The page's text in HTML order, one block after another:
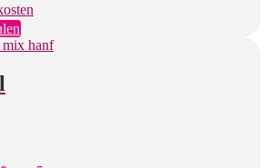
Produktseite
gewählt
werden
Dieses
Produkt